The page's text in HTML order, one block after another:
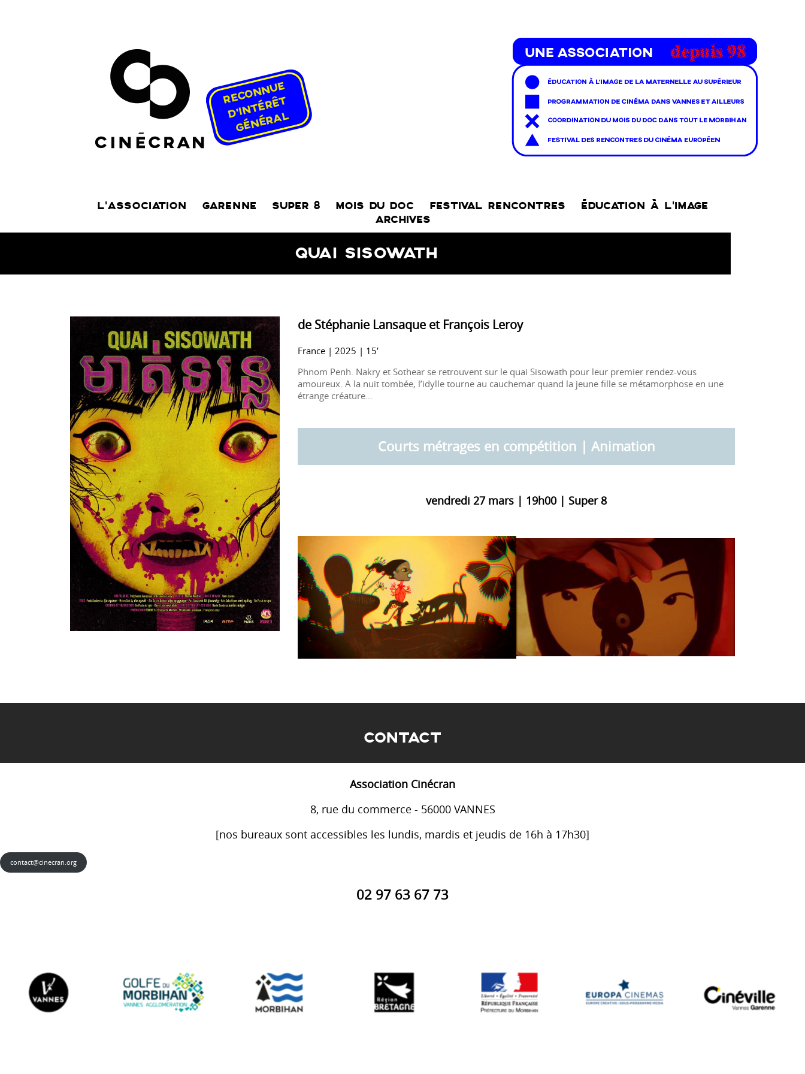
L’ASSOCIATION GARENNE SUPER 8 MOIS DU DOC FESTIVAL RENCONTRES
ÉDUCATION À L’IMAGE
ARCHIVES
QUAI SISOWATH
de Stéphanie Lansaque et François Leroy
France | 2025 | 15′
Phnom Penh. Nakry et Sothear se retrouvent sur le quai Sisowath pour leur premier rendez-vous
amoureux. A la nuit tombée, l’idylle tourne au cauchemar quand la jeune fille se métamorphose en une
étrange créature…
Courts métrages en compétition | Animation
vendredi 27 mars | 19h00 | Super 8
CONTACT
Association Cinécran
8, rue du commerce - 56000 VANNES
[nos bureaux sont accessibles les lundis, mardis et jeudis de 16h à 17h30]
contact@cinecran.org
02 97 63 67 73